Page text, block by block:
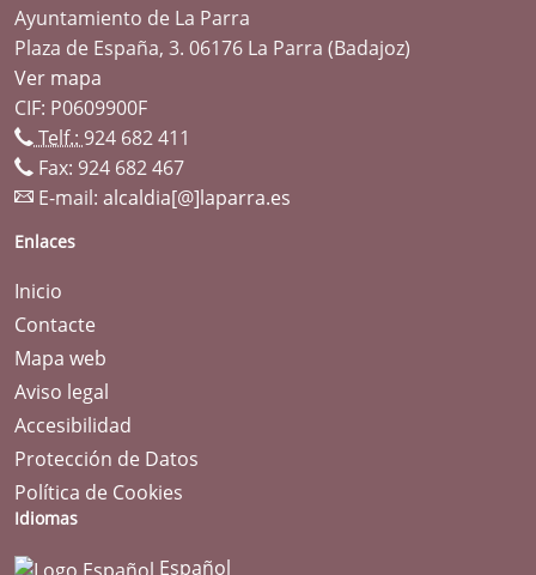
Ayuntamiento de La Parra
Plaza de España, 3. 06176 La Parra (Badajoz)
Ver mapa
CIF: P0609900F
Telf.: 924 682 411
Fax: 924 682 467
E-mail: alcaldia[@]laparra.es
Enlaces
Inicio
Contacte
Mapa web
Aviso legal
Accesibilidad
Protección de Datos
Política de Cookies
Idiomas
Español